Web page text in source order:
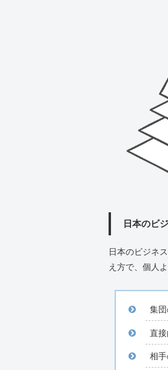
日本のビ
日本のビジネ
え方で、個人
集
直
相